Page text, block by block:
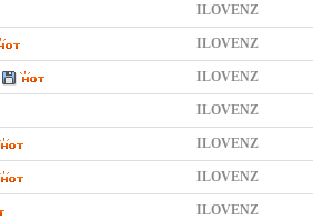
ILOVENZ
ILOVENZ
ILOVENZ
ILOVENZ
ILOVENZ
ILOVENZ
ILOVENZ